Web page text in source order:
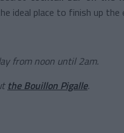
ideal place to finish up the
from noon until 2am.
the Bouillon Pigalle.